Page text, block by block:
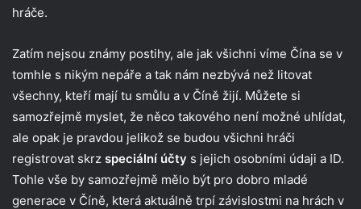
hráče.
Zatím nejsou známy postihy, ale jak všichni víme Čína se v
tomhle s nikým nepáře a tak nám nezbývá než litovat
všechny, kteří mají tu smůlu a v Číně žijí. Můžete si
samozřejmě myslet, že něco takového není možné uhlídat,
ale opak je pravdou jelikož se budou všichni hráči
registrovat skrz speciální účty s jejich osobními údaji a ID.
Tohle vše by samozřejmě mělo být pro dobro mladé
generace v Číně, která aktuálně trpí závislostmi na hrách v